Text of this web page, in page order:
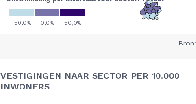
Bron:
VESTIGINGEN NAAR SECTOR PER 10.000
INWONERS